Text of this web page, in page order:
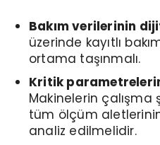
Bakım verilerinin
üzerinde kayıtlı
ortama taşınmalı.
Kritik
Makinelerin çalışma
tüm ölçüm
analiz edilmelidir.